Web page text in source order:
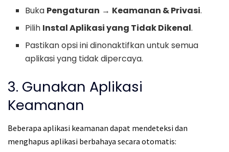
Buka Pengaturan → Keamanan & Privasi.
Pilih Instal Aplikasi yang Tidak Dikenal.
Pastikan opsi ini dinonaktifkan untuk semua
aplikasi yang tidak dipercaya.
3. Gunakan Aplikasi
Keamanan
Beberapa aplikasi keamanan dapat mendeteksi dan
menghapus aplikasi berbahaya secara otomatis: